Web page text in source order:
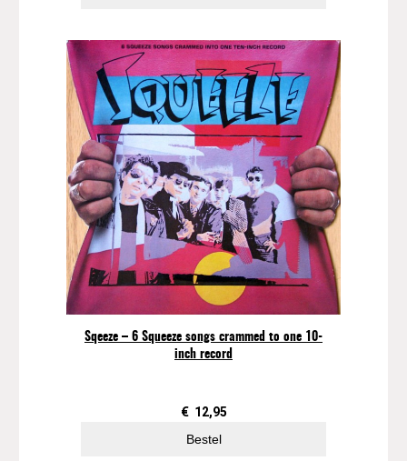
Sqeeze – 6 Squeeze songs crammed to one 10-
inch record
€ 12,95
Bestel